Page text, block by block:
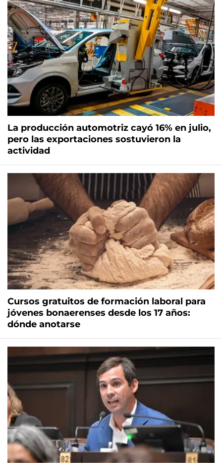
La producción automotriz cayó 16% en julio,
pero las exportaciones sostuvieron la
actividad
Cursos gratuitos de formación laboral para
jóvenes bonaerenses desde los 17 años:
dónde anotarse